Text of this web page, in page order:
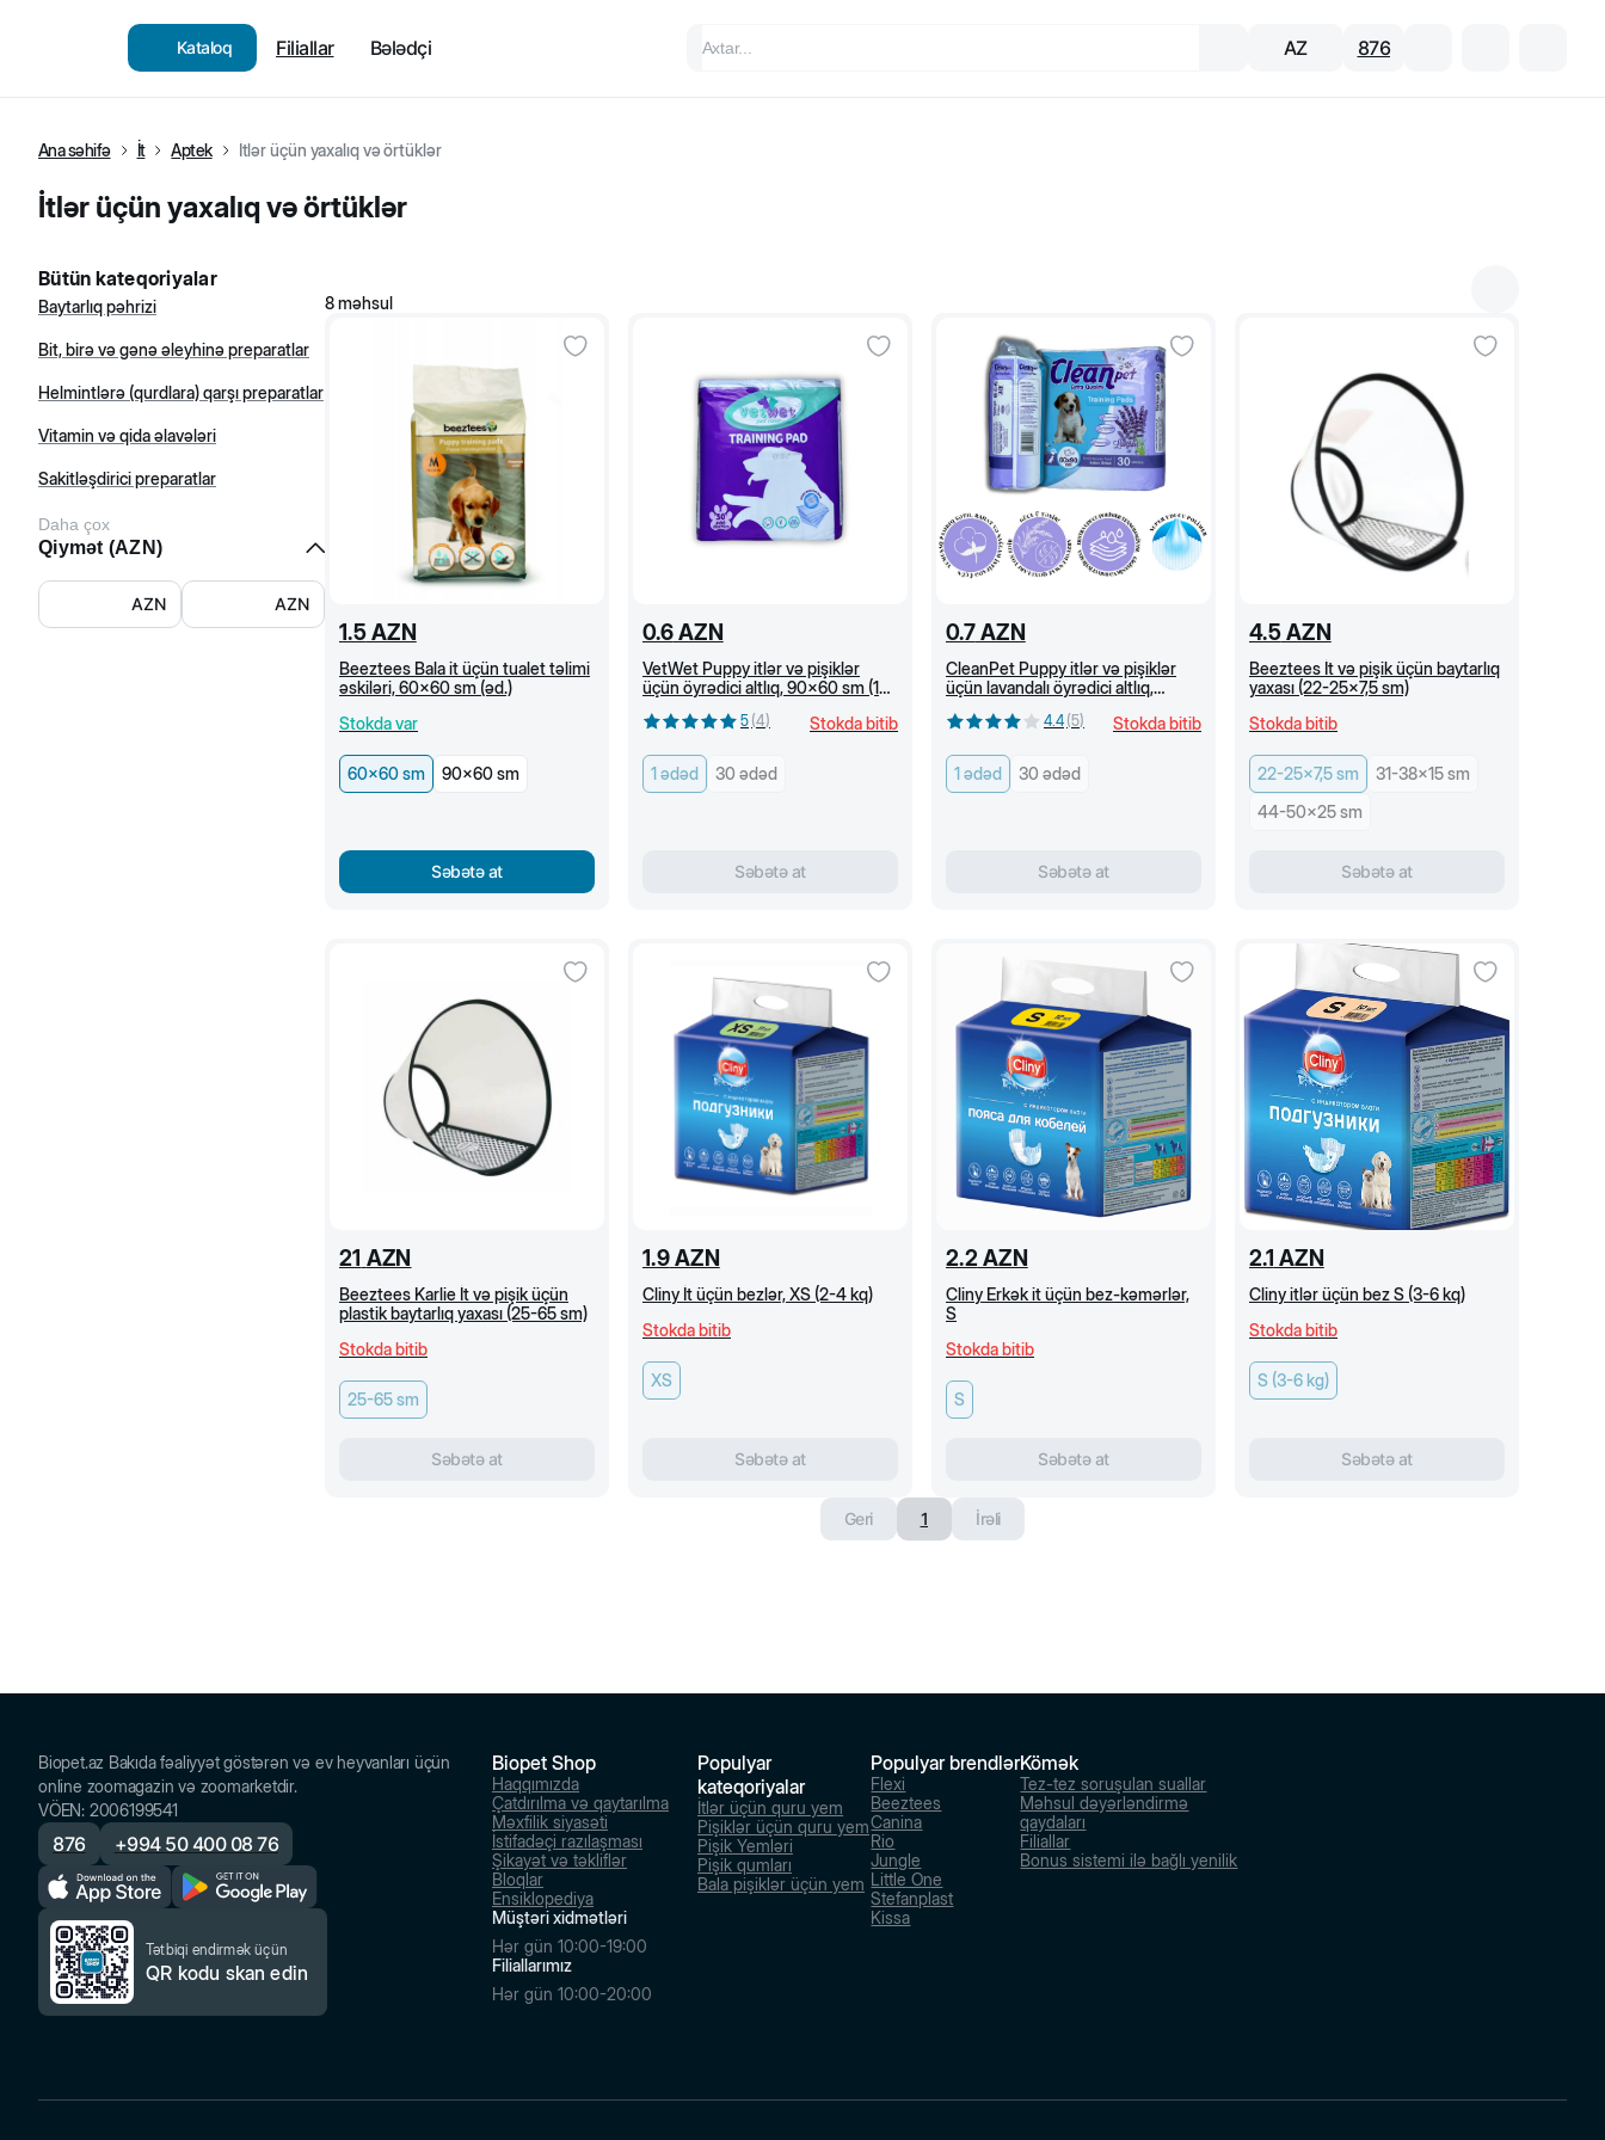
Kataloq Filiallar Bələdçi AZ 876
Ana səhifə İt Aptek İtlər üçün yaxalıq və örtüklər
İtlər üçün yaxalıq və örtüklər
Bütün kateqoriyalar
Baytarlıq pəhrizi
Bit, birə və gənə əleyhinə preparatlar
Helmintlərə (qurdlara) qarşı preparatlar
Vitamin və qida əlavələri
Sakitləşdirici preparatlar
Daha çox
Qiymət (AZN)
AZN AZN
8məhsul
1.5 AZN
Beeztees Bala it üçün tualet təlimi
əskiləri, 60x60 sm (əd.)
Stokda var
60x60 sm 90x60 sm
Səbətə at
0.6 AZN
VetWet Puppy itlər və pişiklər
üçün öyrədici altlıq, 90x60 sm (1
5 (4) Stokda bitib
1 ədəd 30 ədəd
Səbətə at
0.7 AZN
CleanPet Puppy itlər və pişiklər
üçün lavandalı öyrədici altlıq,
4.4 (5) Stokda bitib
1 ədəd 30 ədəd
Səbətə at
4.5 AZN
Beeztees İt və pişik üçün baytarlıq
yaxası (22-25x7,5 sm)
Stokda bitib
22-25x7,5 sm
31-38x15 sm
44-50x25 sm
Səbətə at
21 AZN
Beeztees Karlie İt və pişik üçün
plastik baytarlıq yaxası (25-65 sm)
Stokda bitib
25-65 sm
Səbətə at
1.9 AZN
Cliny İt üçün bezlər, XS (2-4 kq)
Stokda bitib
XS
Səbətə at
2.2 AZN
Cliny Erkək it üçün bez-kəmərlər,
S
Stokda bitib
S
Səbətə at
2.1 AZN
Cliny itlər üçün bez S (3-6 kq)
Stokda bitib
S (3-6 kg)
Səbətə at
Geri 1 İrəli
Biopet.az Bakıda fəaliyyət göstərən və ev heyvanları üçün
online zoomagazin və zoomarketdir.
VÖEN: 2006199541
876 +994 50 400 08 76
Tətbiqi endirmək üçün
QR kodu skan edin
Biopet Shop
Haqqımızda
Çatdırılma və qaytarılma
Məxfilik siyasəti
İstifadəçi razılaşması
Şikayət və təkliflər
Bloqlar
Ensiklopediya
Müştəri xidmətləri
Hər gün 10:00-19:00
Filiallarımız
Hər gün 10:00-20:00
Populyar
kateqoriyalar
İtlər üçün quru yem
Pişiklər üçün quru yem
Pişik Yemləri
Pişik qumları
Bala pişiklər üçün yem
Populyar brendlər
Flexi
Beeztees
Canina
Rio
Jungle
Little One
Stefanplast
Kissa
Kömək
Tez-tez soruşulan suallar
Məhsul dəyərləndirmə
qaydaları
Filiallar
Bonus sistemi ilə bağlı yenilik